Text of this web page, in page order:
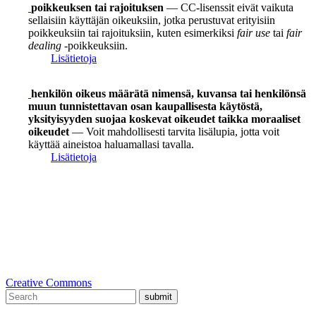
poikkeuksen tai rajoituksen — CC-lisenssit eivät vaikuta
sellaisiin käyttäjän oikeuksiin, jotka perustuvat erityisiin
poikkeuksiin tai rajoituksiin, kuten esimerkiksi fair use tai fair
dealing -poikkeuksiin.
Lisätietoja
henkilön oikeus määrätä nimensä, kuvansa tai henkilönsä
muun tunnistettavan osan kaupallisesta käytöstä,
yksityisyyden suojaa koskevat oikeudet taikka moraaliset
oikeudet — Voit mahdollisesti tarvita lisälupia, jotta voit
käyttää aineistoa haluamallasi tavalla.
Lisätietoja
Creative Commons
submit